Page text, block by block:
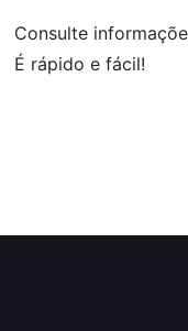
Consulte
É rápido e fácil!